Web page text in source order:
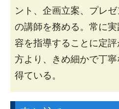
ント、企画立案、プレ
の講師を務める。常に
容を指導することに定
方より、きめ細かで丁
得ている。